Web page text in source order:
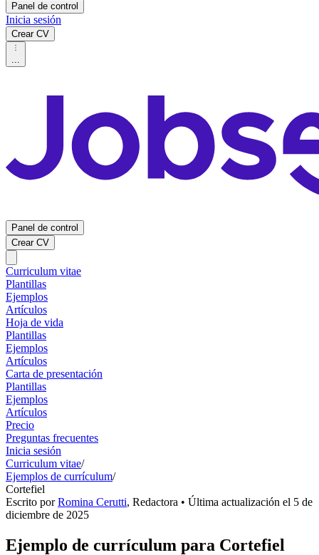
Panel de control
Inicia sesión
Crear CV
...
Panel de control
Crear CV
Curriculum vitae
Plantillas
Ejemplos
Artículos
Hoja de vida
Plantillas
Ejemplos
Artículos
Carta de presentación
Plantillas
Ejemplos
Artículos
Precio
Preguntas frecuentes
Inicia sesión
Curriculum vitae/
Ejemplos de currículum/
Cortefiel
Escrito porRomina Cerutti, Redactora • Última actualización el 5 de
diciembre de 2025
Ejemplo de currículum para Cortefiel